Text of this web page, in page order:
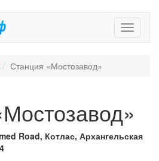
Станция «Мостозавод»
Road, Котлас, Архангельская